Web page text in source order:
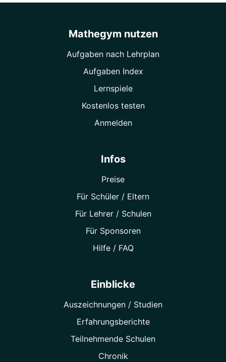
Mathegym nutzen
Aufgaben nach Lehrplan
Aufgaben Index
Lernspiele
Kostenlos testen
Anmelden
Infos
Preise
Für Schüler / Eltern
Für Lehrer / Schulen
Für Sponsoren
Hilfe / FAQ
Einblicke
Auszeichnungen / Studien
Erfahrungsberichte
Teilnehmende Schulen
Chronik